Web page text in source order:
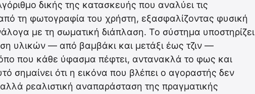
δικής της κατασκευής που αναλύει τις
τη φωτογραφία του χρήστη, εξασφαλίζοντας φυσική
με τη σωματική διάπλαση. Το σύστημα υποστηρίζει
υλικών — από βαμβάκι και μετάξι έως τζιν —
που κάθε ύφασμα πέφτει, αντανακλά το φως και
σημαίνει ότι η εικόνα που βλέπει ο αγοραστής δεν
ρεαλιστική αναπαράσταση της πραγματικής